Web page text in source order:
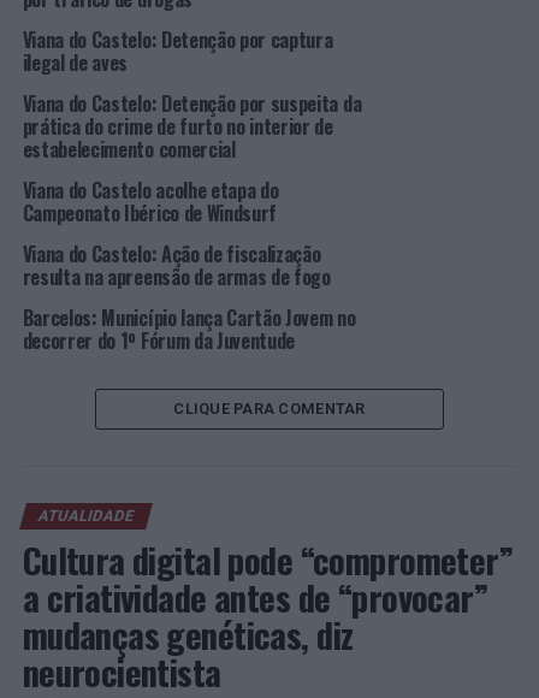
Durante o fórum, serão discutidos temas relevantes
para a juventude, com a participação de ex-alunos do
Alto Minho que se destacaram a nível nacional e
internacional em diversas áreas. Entre os convidados
estão Joana Moscoso, daNative Scientist
Conde, da Agência Espacial Portugal, Zara Quiroga, da
Lisbon Foodguide, e Manuel Barbosa Pereira, aluno de
mestrado em Finanças da NovaSchool of Businnes and
Economics , distinguido com o Prémio Professor Jacinto
Nunes concedido anualmente pelo Banco de Portugal
em Economia. A conclusão dos trabalhos ficará a cargo
de Augusto Santos Silva.
disponíveis no
altominho.pt. A inscrição é obrigatória dado o número
limitado de vagas.
Imagem: CIM-AM.
TÓPICOS RELACIONADOS:
Viana do Castelo: Detenção por captura
ilegal de aves
Viana do Castelo: Detenção por suspeita da
prática do crime de furto no interior de
estabelecimento comercial
Viana do Castelo acolhe etapa do
Campeonato Ibérico de Windsurf
Viana do Castelo: Ação de fiscalização
resulta na apreensão de armas de fogo
Barcelos: Município lança Cartão Jovem no
decorrer do 1º Fórum da Juventude
CLIQUE PARA COMENTAR
ATUALIDADE
Cultura digital pode “comprometer”
a criatividade antes de “provocar”
mudanças genéticas, diz
neurocientista